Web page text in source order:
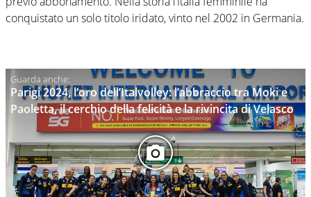
conquistato un solo titolo iridato, vinto nel 2002 in Germania.
Parigi 2024, l’oro dell’Italvolley: l’abbraccio tra Moki e
Paoletta, il cerchio della felicità e la rivincita di Velasco